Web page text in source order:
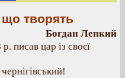
творять
Богдан Лепкий
писав цар із своєї